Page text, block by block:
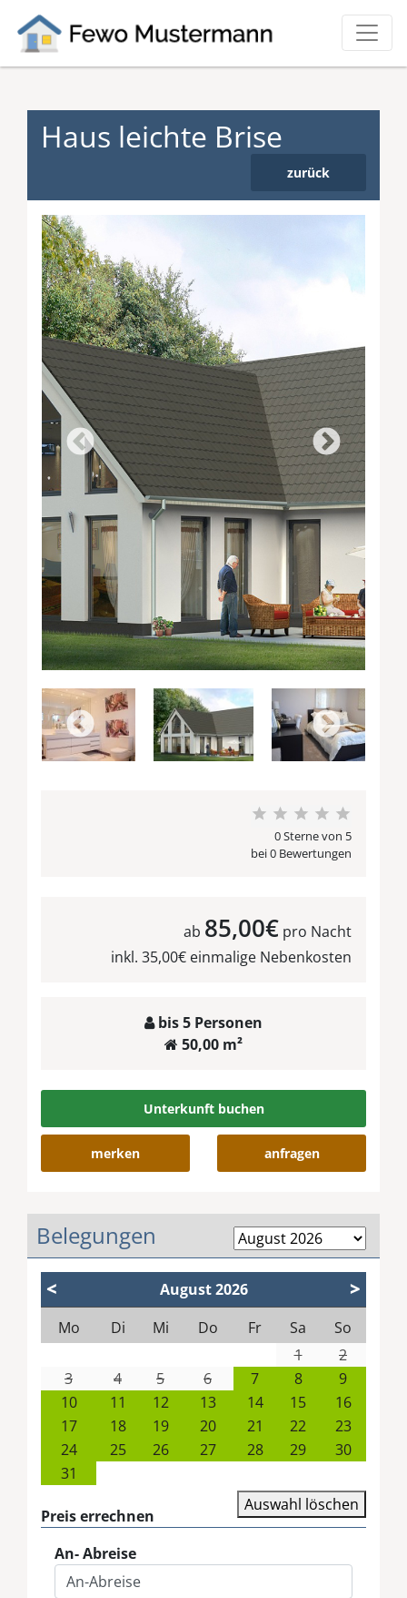
Haus leichte Brise
zurück
0 Sterne von 5
bei 0 Bewertungen
ab 85,00€ pro Nacht
inkl. 35,00€ einmalige Nebenkosten
bis 5 Personen
50,00 m²
Unterkunft buchen
merken anfragen
Belegungen
< August2026
Mo
Di Mi Do Fr Sa
So
1
2
3
4 5 6 7 8
9
10
11 12 13 14 15
16
17
18 19 20 21 22
23
24
25 26 27 28 29
30
31
>
Auswahl löschen
Preis errechnen
An- Abreise